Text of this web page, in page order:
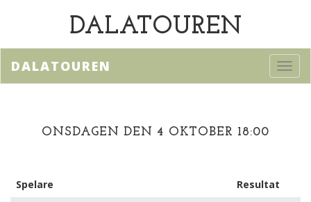
DALATOUREN
DALATOUREN
ONSDAGEN DEN 4 OKTOBER 18:00
Spelare
Resultat